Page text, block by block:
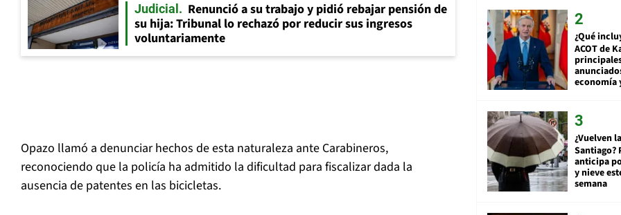
Judicial
Renunció a su trabajo y pidió rebajar pensión de
su hija: Tribunal lo rechazó por reducir sus ingresos
voluntariamente
Opazo llamó a denunciar hechos de esta naturaleza ante Carabineros,
reconociendo que la policía ha admitido la dificultad para fiscalizar dada la
ausencia de patentes en las bicicletas.
¿Qué
ACOT de
economía
¿Vuelven
Santiago?
anticipa
y nieve
semana